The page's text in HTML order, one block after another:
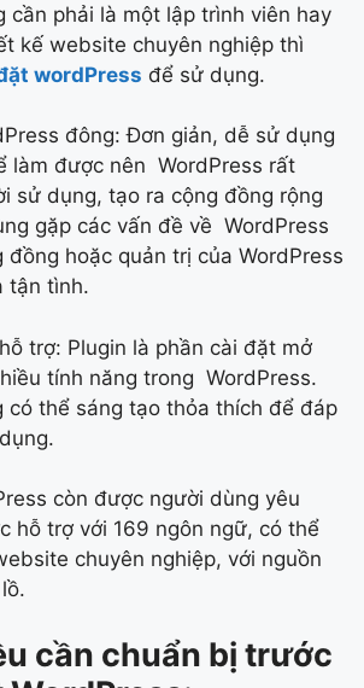
cần phải là một lập trình viên hay
kế website chuyên nghiệp thì
wordPress để sử dụng.
đông: Đơn giản, dễ sử dụng
làm được nên WordPress rất
sử dụng, tạo ra cộng đồng rộng
gặp các vấn đề về WordPress
hoặc quản trị của WordPress
tận tình.
trợ: Plugin là phần cài đặt mở
tính năng trong WordPress.
có thể sáng tạo thỏa thích để đáp
còn được người dùng yêu
hỗ trợ với 169 ngôn ngữ, có thể
chuyên nghiệp, với nguồn
cần chuẩn bị trước